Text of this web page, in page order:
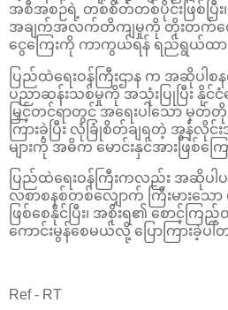
အစီအစဉ်ရဲ့ တစ်စိတ်တစ်ပိုင်းဖြစ်ပြီး
အချက်အလက်တိကျမှုကို တိုးတက်စေရ
ငွေကြေးကို ကာကွယ်ရန် ရည်ရွယ်ထာ
ပြည်ထဲရေးဝန်ကြီးဌာန က အဆိုပါ
ပညာဆန်းသစ်မှုကို အသုံးပြုပြီး နို
မြှင့်တင်ရာတွင် အရေးပါသော မှတ်တို
ကြားခဲ့ပြီး လုံခြုံစိတ်ချရတဲ့ အွန်လိုင်း
များကို အဓိက မောင်းနှင်အားဖြစ်က
ပြည်ထဲရေးဝန်ကြီးကလည်း အဆိုပ
လစာစနစ်တစ်လျှောက် ကြီးမားသော
ဖြစ်စေနိုင်ပြီး၊ အစိုးရ၏ စောင့်က
ကောင်းမွန်စေမယ်လို့ ပြောကြားခဲ့ပ
Ref - RT